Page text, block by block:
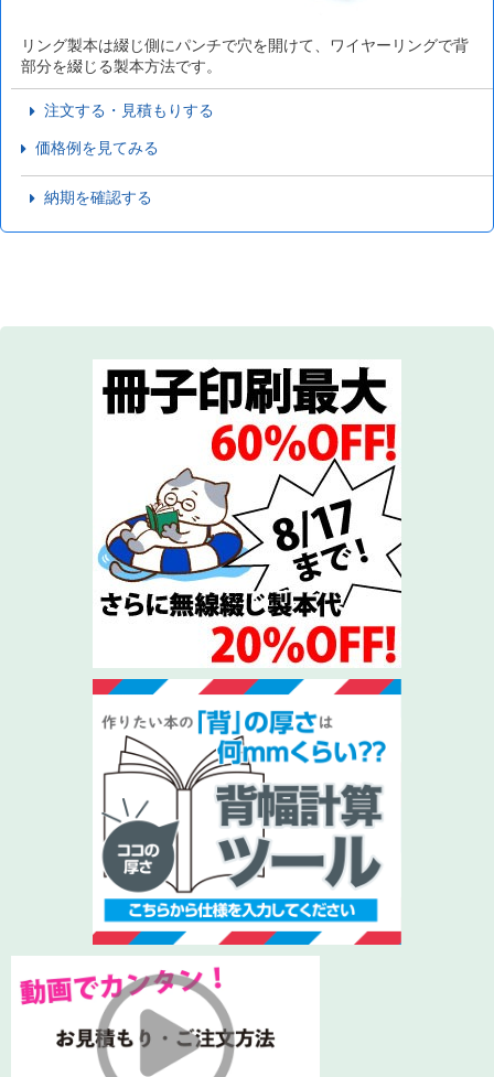
リング製本は綴じ側にパンチで穴を開けて、ワイヤーリングで背
部分を綴じる製本方法です。
注文する・見積もりする
価格例を見てみる
納期を確認する